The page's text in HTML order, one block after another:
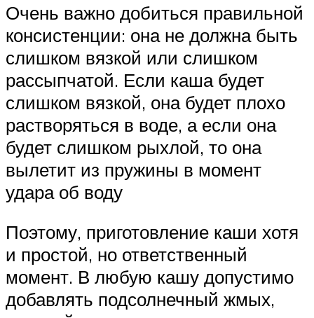
Очень важно добиться правильной
консистенции: она не должна быть
слишком вязкой или слишком
рассыпчатой. Если каша будет
слишком вязкой, она будет плохо
растворяться в воде, а если она
будет слишком рыхлой, то она
вылетит из пружины в момент
удара об воду
Поэтому, приготовление каши хотя
и простой, но ответственный
момент. В любую кашу допустимо
добавлять подсолнечный жмых,